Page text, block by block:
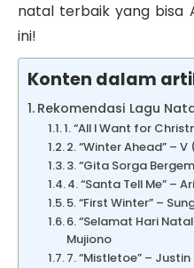
natal terbaik yang bisa
ini!
Konten dalam
Rekomendasi Lagu
1. “All I Want for
2. “Winter Ahead” –
3. “Gita Sorga
4. “Santa Tell Me” –
5. “First Winter” –
6. “Selamat Hari
Mujiono
7. “Mistletoe” – Justin